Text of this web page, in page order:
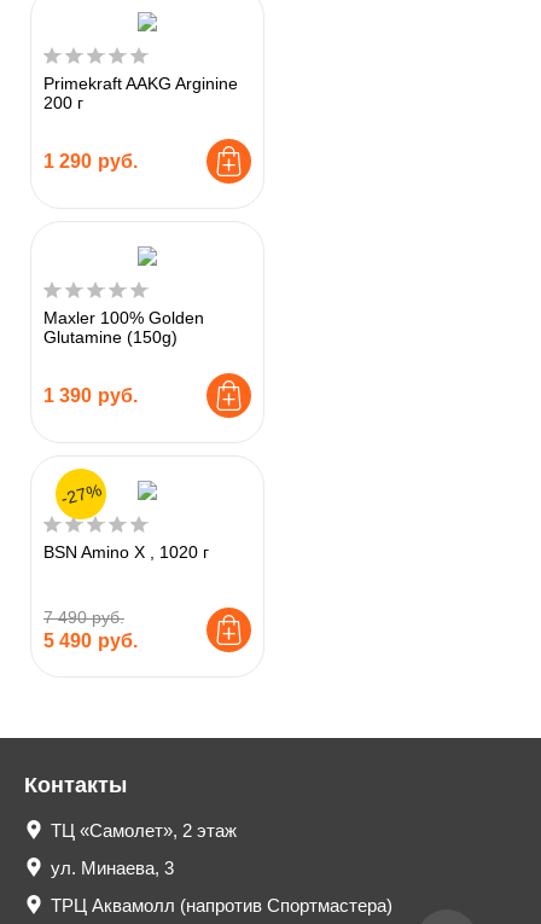
Primekraft AAKG Arginine
200 г
1 290 руб.
Maxler 100% Golden
Glutamine (150g)
1 390 руб.
BSN Amino X , 1020 г
7 490 руб.
5 490 руб.
-27%
Контакты
ТЦ «Самолет», 2 этаж
ул. Минаева, 3
ТРЦ Аквамолл (напротив Спортмастера)